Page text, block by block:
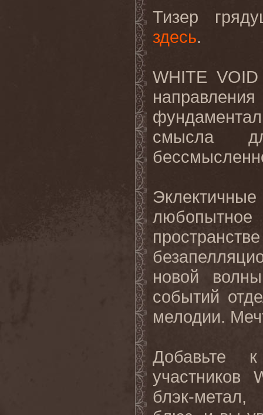
Тизер
здесь.
WHITE VOID
смысла
новой
событий
мелодии.
Добавьте
участников
блэк-метал,